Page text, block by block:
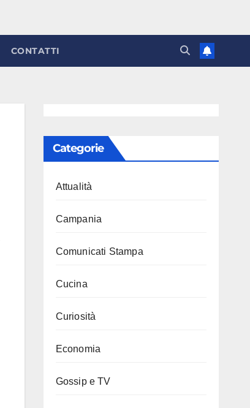
CONTATTI
Categorie
Attualità
Campania
Comunicati Stampa
Cucina
Curiosità
Economia
Gossip e TV